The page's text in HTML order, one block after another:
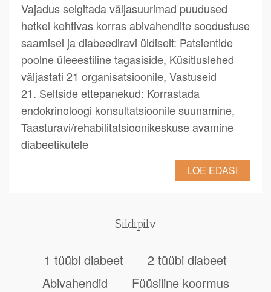
Vajadus selgitada väljasuurimad puudused
hetkel kehtivas korras abivahendite soodustuse
saamisel ja diabeediravi üldiselt: Patsientide
poolne üleeestiline tagasiside, Küsitluslehed
väljastati 21 organisatsioonile, Vastuseid
21. Seltside ettepanekud: Korrastada
endokrinoloogi konsultatsioonile suunamine,
Taasturavi/rehabilitatsioonikeskuse avamine
diabeetikutele
LOE EDASI
Sildipilv
1 tüübi diabeet
2 tüübi diabeet
Abivahendid
Füüsiline koormus